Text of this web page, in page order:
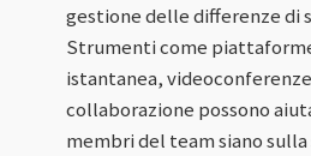
gestione delle differenze di
Strumenti come
istantanea,
collaborazione possono
membri del team siano